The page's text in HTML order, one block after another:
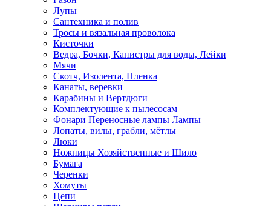
Лупы
Сантехника и полив
Тросы и вязальная проволока
Кисточки
Ведра, Бочки, Канистры для воды, Лейки
Мячи
Скотч, Изолента, Пленка
Канаты, веревки
Карабины и Вертдюги
Комплектующие к пылесосам
Фонари Переносные лампы Лампы
Лопаты, вилы, грабли, мётлы
Люки
Ножницы Хозяйственные и Шило
Бумага
Черенки
Хомуты
Цепи